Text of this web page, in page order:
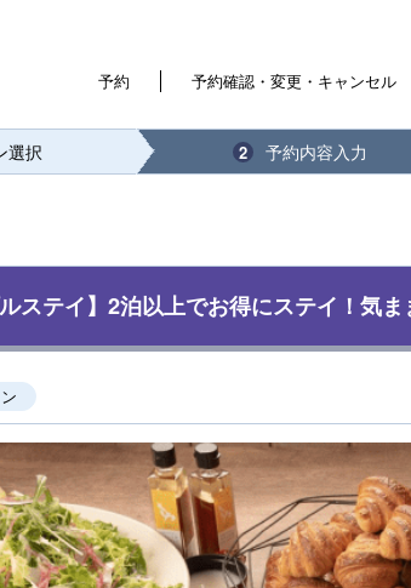
予約 予約確認・変更・キャンセル
選択 2 予約内容入力
ルステイ】2泊以上でお得にステイ！気